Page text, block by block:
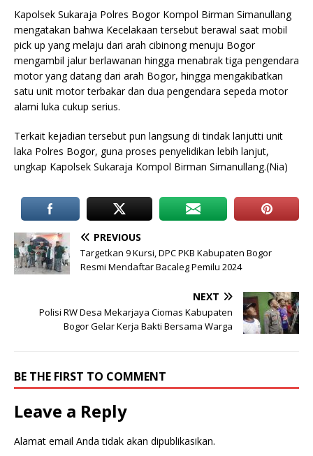
Kapolsek Sukaraja Polres Bogor Kompol Birman Simanullang
mengatakan bahwa Kecelakaan tersebut berawal saat mobil
pick up yang melaju dari arah cibinong menuju Bogor
mengambil jalur berlawanan hingga menabrak tiga pengendara
motor yang datang dari arah Bogor, hingga mengakibatkan
satu unit motor terbakar dan dua pengendara sepeda motor
alami luka cukup serius.
Terkait kejadian tersebut pun langsung di tindak lanjutti unit
laka Polres Bogor, guna proses penyelidikan lebih lanjut,
ungkap Kapolsek Sukaraja Kompol Birman Simanullang.(Nia)
PREVIOUS
Targetkan 9 Kursi, DPC PKB Kabupaten Bogor
Resmi Mendaftar Bacaleg Pemilu 2024
NEXT
Polisi RW Desa Mekarjaya Ciomas Kabupaten
Bogor Gelar Kerja Bakti Bersama Warga
BE THE FIRST TO COMMENT
Leave a Reply
Alamat email Anda tidak akan dipublikasikan.